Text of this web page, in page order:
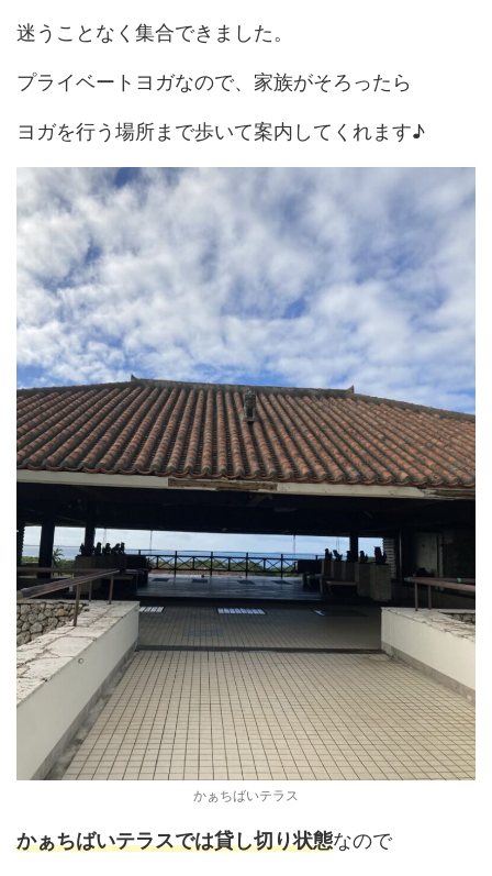
迷うことなく集合できました。
プライベートヨガなので、家族がそろったら
ヨガを行う場所まで歩いて案内してくれます♪
かぁちばいテラス
かぁちばいテラスでは貸し切り状態なので